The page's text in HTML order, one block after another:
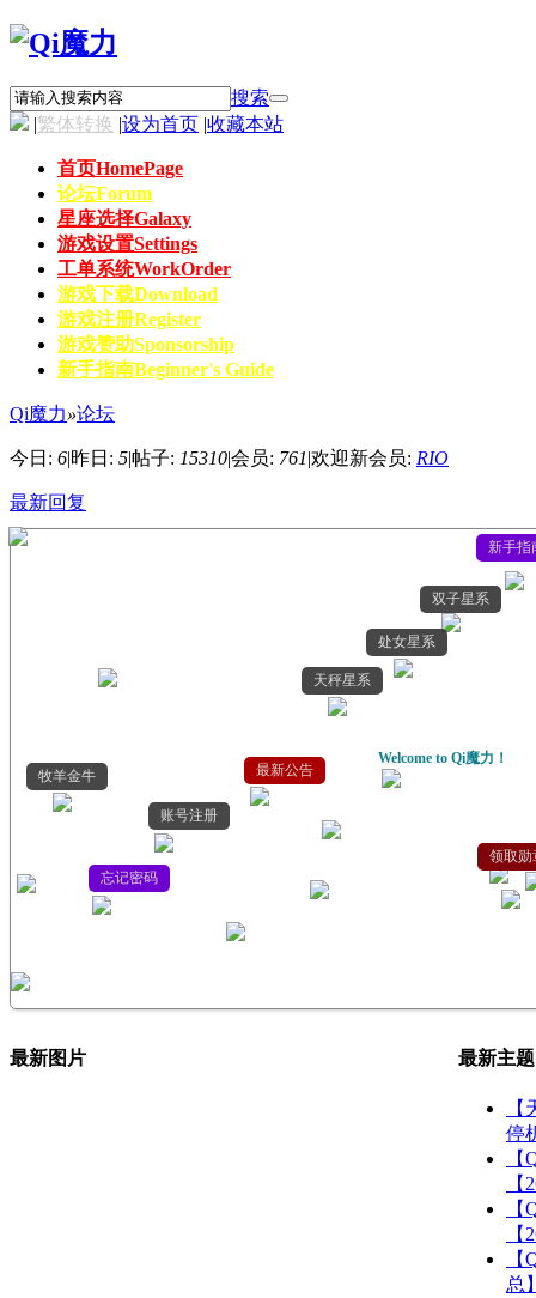
搜索
|繁体转换 |设为首页 |收藏本站
首页HomePage
论坛Forum
星座选择Galaxy
游戏设置Settings
工单系统WorkOrder
游戏下载Download
游戏注册Register
游戏赞助Sponsorship
新手指南Beginner's Guide
Qi魔力»论坛
今日: 6|昨日: 5|帖子: 15310|会员: 761|欢迎新会员: RIO
最新回复
Welcome to Qi魔力！
账号注册
双子星系
最新公告
忘记密码
新手指
处女星系
天秤星系
牧羊金牛
领取勋
最新图片 最新主题
停
【
【
总